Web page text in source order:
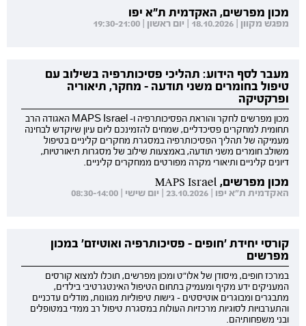
מכון מפרשים, האקדמית ת"א יפו
מפגש מקוון | 18.10.2026 | יום ראשון | 19:30-21:00
מעבר לסף הידוע: תהליכי פסיכותרפיה בשילוב עם
טיפול בחומרים משני תודעה - מחקר, תיאוריה
ופרקטיקה
מכון מפרשים לחקר והוראת הפסיכותרפיה ו- MAPS Israel האגודה הרב
תחומית למחקרים פסיכדליים, שמחים להזמינכם ליום עיון שיוקדש לבחינה
מעמיקה של תהליך הפסיכותרפיה במסגרת מחקרים קליניים בטיפול
משולב חומרים משני תודעה, באמצעות שילוב של מסגרות תיאורטיות,
דיונים קליניים ותיאורי מקרה מפורטים ממחקרים קליניים.
מכון מפרשים, MAPS Israel
האקדמית ת"א יפו | 23.10.2026 | יום שישי | 08:30-14:00
קורסי יחידת 'חופים - פסיכותרפיה ואוטיזם' במכון
מפרשים
במרכז חופים, מיסודן של אלו"ט ומכון מפרשים, תוכלו למצוא קורסים
המעניקים ידע מקיף ומעמיק בתחום הטיפול האינטגרטיבי בילדים,
מתבגרים ומבוגרים אוטיסטים - גישות טיפוליות מגוונות, מודלים עדכניים
והתערבויות לסוגיות מרכזיות העולות במסגרת טיפול רב ממדי במטופלים
ובני משפחותיהם.